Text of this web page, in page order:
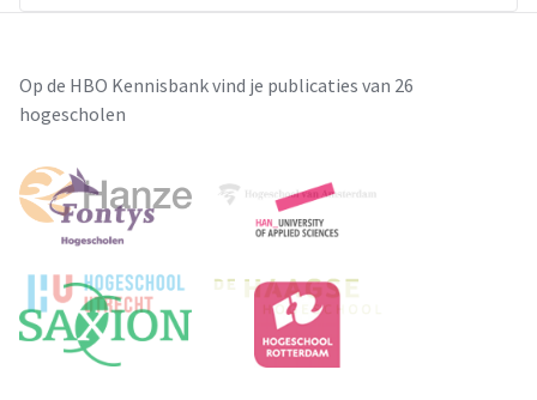
Op de HBO Kennisbank vind je publicaties van 26
hogescholen